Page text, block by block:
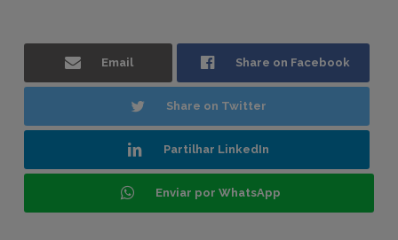
Email Share on Facebook
Share on Twitter
Partilhar LinkedIn
Enviar por WhatsApp